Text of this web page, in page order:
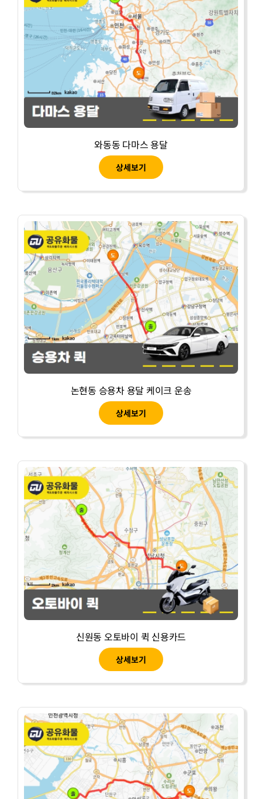
와동동 다마스 용달
상세보기
논현동 승용차 용달 케이크 운송
상세보기
신원동 오토바이 퀵 신용카드
상세보기